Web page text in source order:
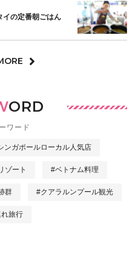
イの定番朝ごはん
ORD
ワード
ンガポールローカル人気店
ゾート #ベトナム料理
群 #クアラルンプール観光
旅行